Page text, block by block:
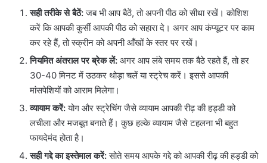
सही तरीके से बैठें:जब भी आप बैठें, तो अपनी पीठ को सीधा रखें। कोशिश
करें कि आपकी कुर्सी आपकी पीठ को सहारा दे। अगर आप कंप्यूटर पर काम
कर रहे हैं, तो स्क्रीन को अपनी आँखों के स्तर पर रखें।
नियमित अंतराल पर ब्रेक लें: अगर आप लंबे समय तक बैठे रहते हैं, तो हर
30-40 मिनट में उठकर थोड़ा चलें या स्ट्रेच करें। इससे आपकी
मांसपेशियों को आराम मिलेगा।
व्यायाम करें:योग और स्ट्रेचिंग जैसे व्यायाम आपकी रीढ़ की हड्डी को
लचीला और मजबूत बनाते हैं। कुछ हल्के व्यायाम जैसे टहलना भी बहुत
फायदेमंद होता है।
सही गद्दे का इस्तेमाल करें:सोते समय आपके गद्दे को आपकी रीढ़ की हड्डी को